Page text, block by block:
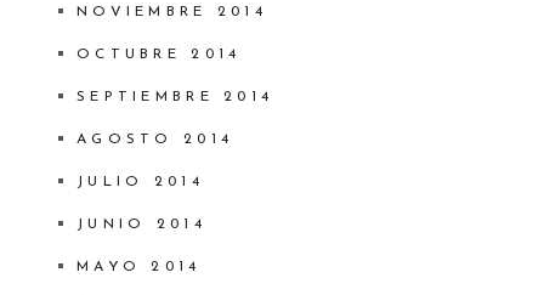
NOVIEMBRE 2014
OCTUBRE 2014
SEPTIEMBRE 2014
AGOSTO 2014
JULIO 2014
JUNIO 2014
MAYO 2014